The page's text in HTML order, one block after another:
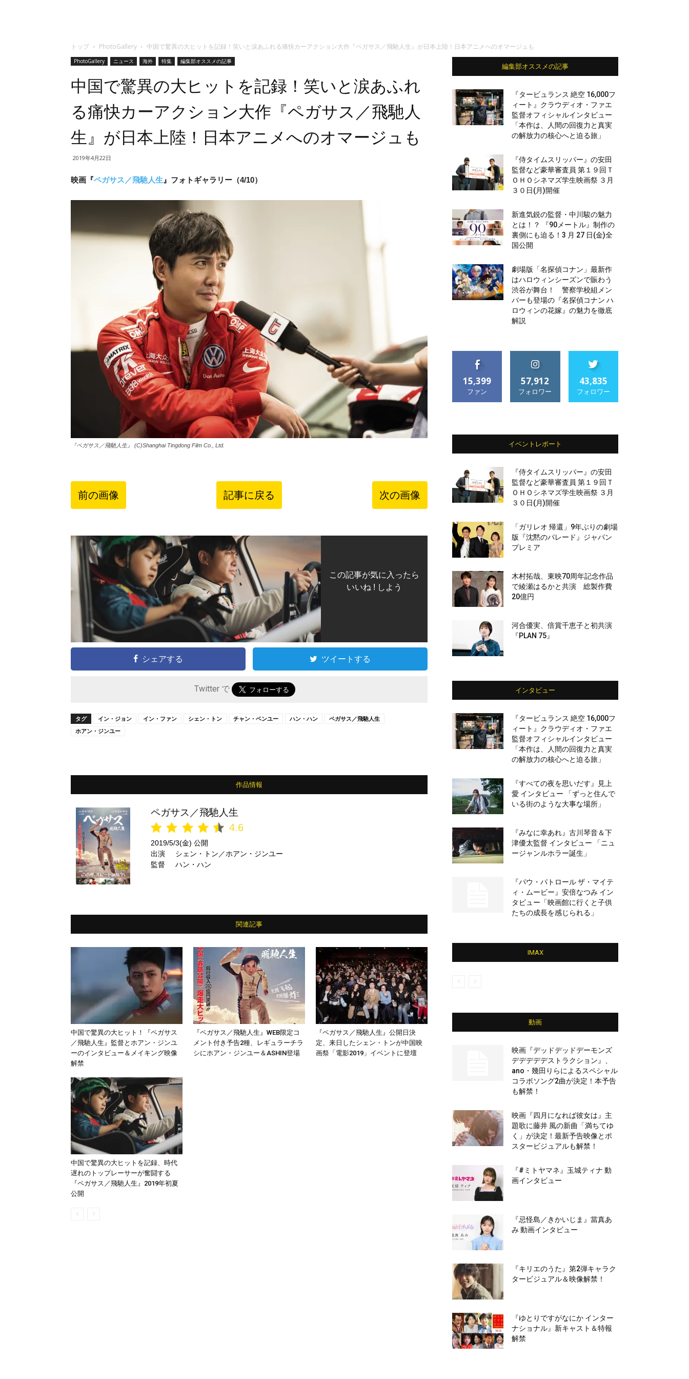
トップ PhotoGallery 中国で驚異の大ヒットを記録！笑いと涙あふれる痛快カーアクション大作『ペガサス／飛馳人生』が日本上陸！日本アニメへのオマージュも
PhotoGallery ニュース 海外 特集 編集部オススメの記事
中国で驚異の大ヒットを記録！笑いと涙あふれ
る痛快カーアクション大作『ペガサス／飛馳人
生』が日本上陸！日本アニメへのオマージュも
2019年4月22日
映画『ペガサス／飛馳人生 』フォトギャラリー（4/10）
『ペガサス／飛馳人生』 (C)Shanghai Tingdong Film Co., Ltd.
前の画像 記事に戻る 次の画像
この記事が気に入ったら
いいね ! しよう
シェアする ツイートする
Twitter で
タグ イン・ジョン イン・ファン シェン・トン チャン・ベンユー ハン・ハン
ペガサス／飛馳人生
ホアン・ジンユー
作品情報
ペガサス／飛馳人生
4.6
2019/5/3(金) 公開
出演
シェン・トン／ホアン・ジンユー
監督
ハン・ハン
関連記事
中国で驚異の大ヒット！『ペガサス
／飛馳人生』監督とホアン・ジンユ
ーのインタビュー＆メイキング映像
解禁
『ペガサス／飛馳人生』WEB限定コ
メント付き予告2種、レギュラーチラ
シにホアン・ジンユー＆ASHIN登場
『ペガサス／飛馳人生』公開日決
定、来日したシェン・トンが中国映
画祭「電影2019」イベントに登壇
中国で驚異の大ヒットを記録、時代
遅れのトップレーサーが奮闘する
『ペガサス／飛馳人生』2019年初夏
公開
編集部オススメの記事
『タービュランス 絶空 16,000フ
ィート』クラウディオ・ファエ
監督オフィシャルインタビュー
「本作は、人間の回復力と真実
の解放力の核心へと迫る旅」
『侍タイムスリッパー』の安田
監督など豪華審査員 第１９回Ｔ
ＯＨＯシネマズ学生映画祭 ３月
３０日(月)開催
新進気鋭の監督・中川駿の魅力
とは！？ 『90メートル』制作の
裏側にも迫る！3 月 27 日(金)全
国公開
劇場版「名探偵コナン」最新作
はハロウィンシーズンで賑わう
渋谷が舞台！ 警察学校組メン
バーも登場の『名探偵コナン ハ
ロウィンの花嫁』の魅力を徹底
解説
15,399
ファン
57,912
フォロワー
43,835
フォロワー
イベントレポート
『侍タイムスリッパー』の安田
監督など豪華審査員 第１９回Ｔ
ＯＨＯシネマズ学生映画祭 ３月
３０日(月)開催
「ガリレオ 帰還」9年ぶりの劇場
版『沈黙のパレード』ジャパン
プレミア
木村拓哉、東映70周年記念作品
で綾瀬はるかと共演 総製作費
20億円
河合優実、倍賞千恵子と初共演
『PLAN 75』
インタビュー
『タービュランス 絶空 16,000フ
ィート』クラウディオ・ファエ
監督オフィシャルインタビュー
「本作は、人間の回復力と真実
の解放力の核心へと迫る旅」
『すべての夜を思いだす』見上
愛 インタビュー 「ずっと住んで
いる街のような大事な場所」
『みなに幸あれ』古川琴音＆下
津優太監督 インタビュー 「ニュ
ージャンルホラー誕生」
『パウ・パトロール ザ・マイテ
ィ・ムービー』安倍なつみ イン
タビュー「映画館に行くと子供
たちの成長を感じられる」
IMAX
動画
映画『デッドデッドデーモンズ
デデデデデストラクション』、
ano・幾田りらによるスペシャル
コラボソング2曲が決定！本予告
も解禁！
映画『四月になれば彼女は』主
題歌に藤井 風の新曲「満ちてゆ
く」が決定！最新予告映像とポ
スタービジュアルも解禁！
『#ミトヤマネ』玉城ティナ 動
画インタビュー
『忌怪島／きかいじま』當真あ
み 動画インタビュー
『キリエのうた』第2弾キャラク
タービジュアル＆映像解禁！
『ゆとりですがなにか インター
ナショナル』新キャスト＆特報
解禁